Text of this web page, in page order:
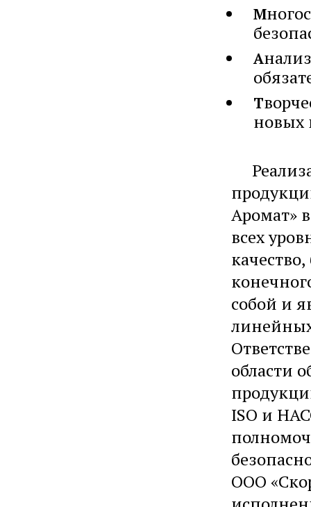
М
А
Т
новых
Аромат»
всех
собой и
области
ISO и
ООО